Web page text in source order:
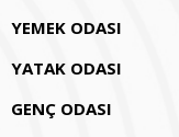
YEMEK ODASI
YATAK ODASI
GENÇ ODASI